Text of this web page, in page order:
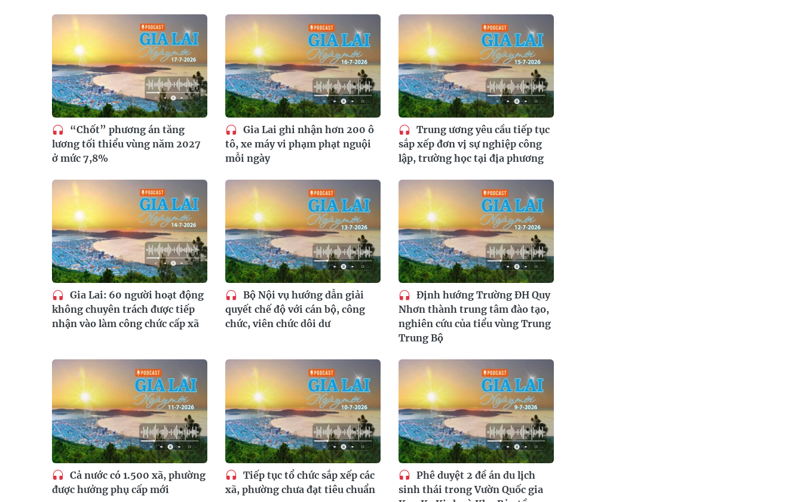
“Chốt” phương án tăng
lương tối thiểu vùng năm 2027
ở mức 7,8%
Gia Lai ghi nhận hơn 200 ô
tô, xe máy vi phạm phạt nguội
mỗi ngày
Trung ương yêu cầu tiếp tục
sắp xếp đơn vị sự nghiệp công
lập, trường học tại địa phương
Gia Lai: 60 người hoạt động
không chuyên trách được tiếp
nhận vào làm công chức cấp xã
Bộ Nội vụ hướng dẫn giải
quyết chế độ với cán bộ, công
chức, viên chức dôi dư
Định hướng Trường ĐH Quy
Nhơn thành trung tâm đào tạo,
nghiên cứu của tiểu vùng Trung
Trung Bộ
Cả nước có 1.500 xã, phường
được hưởng phụ cấp mới
Tiếp tục tổ chức sắp xếp các
xã, phường chưa đạt tiêu chuẩn
Phê duyệt 2 đề án du lịch
sinh thái trong Vườn Quốc gia